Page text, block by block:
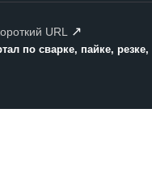
URL ↗
по сварке, пайке,